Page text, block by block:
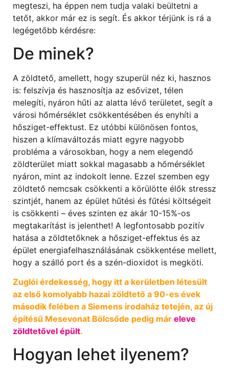
megteszi, ha éppen nem tudja valaki beültetni a
tetőt, akkor már ez is segít. És akkor térjünk is rá a
legégetőbb kérdésre:
De minek?
A zöldtető, amellett, hogy szuperül néz ki, hasznos
is: felszívja és hasznosítja az esővizet, télen
melegíti, nyáron hűti az alatta lévő területet, segít a
városi hőmérséklet csökkentésében és enyhíti a
hősziget-effektust. Ez utóbbi különösen fontos,
hiszen a klímaváltozás miatt egyre nagyobb
probléma a városokban, hogy a nem elegendő
zöldterület miatt sokkal magasabb a hőmérséklet
nyáron, mint az indokolt lenne. Ezzel szemben egy
zöldtető nemcsak csökkenti a körülötte élők stressz
szintjét, hanem az épület hűtési és fűtési költségeit
is csökkenti – éves szinten ez akár 10-15%-os
megtakarítást is jelenthet! A legfontosabb pozitív
hatása a zöldtetőknek a hősziget-effektus és az
épület energiafelhasználásának csökkentése mellett,
hogy a szálló port és a szén-dioxidot is megköti.
Zuglói érdekesség, hogy itt a kerületben létesült
az első komolyabb hazai zöldtető a 90-es évek
második felében a Siemens irodaház tetején, az új
építésű Mesevonat Bölcsőde pedig már eleve
zöldtetővel épült.
Hogyan lehet ilyenem?